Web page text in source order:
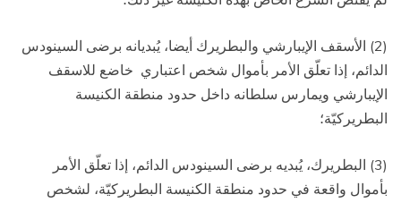
(2) الأسقف الإيبارشي والبطريرك أيضا، يُبديانه برضى السينودس
الدائم، إذا تعلّق الأمر بأموال شخص اعتباري خاضع للاسقف
الإيبارشي ويمارس سلطانه داخل حدود منطقة الكنيسة
البطريركيّة؛
(3) البطريرك، يُبديه برضى السينودس الدائم، إذا تعلّق الأمر
بأموال واقعة في حدود منطقة الكنيسة البطريركيّة، لشخص